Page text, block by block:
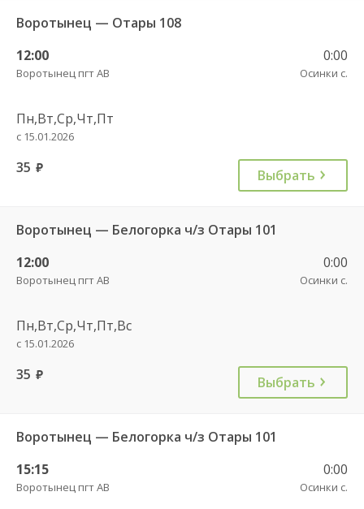
Воротынец — Отары 108
12:00
Воротынец пгт АВ
0:00
Осинки с.
Пн,Вт,Ср,Чт,Пт
с 15.01.2026
35 руб. Выбрать
Воротынец — Белогорка ч/з Отары 101
12:00
Воротынец пгт АВ
0:00
Осинки с.
Пн,Вт,Ср,Чт,Пт,Вс
с 15.01.2026
35 руб. Выбрать
Воротынец — Белогорка ч/з Отары 101
15:15
Воротынец пгт АВ
0:00
Осинки с.